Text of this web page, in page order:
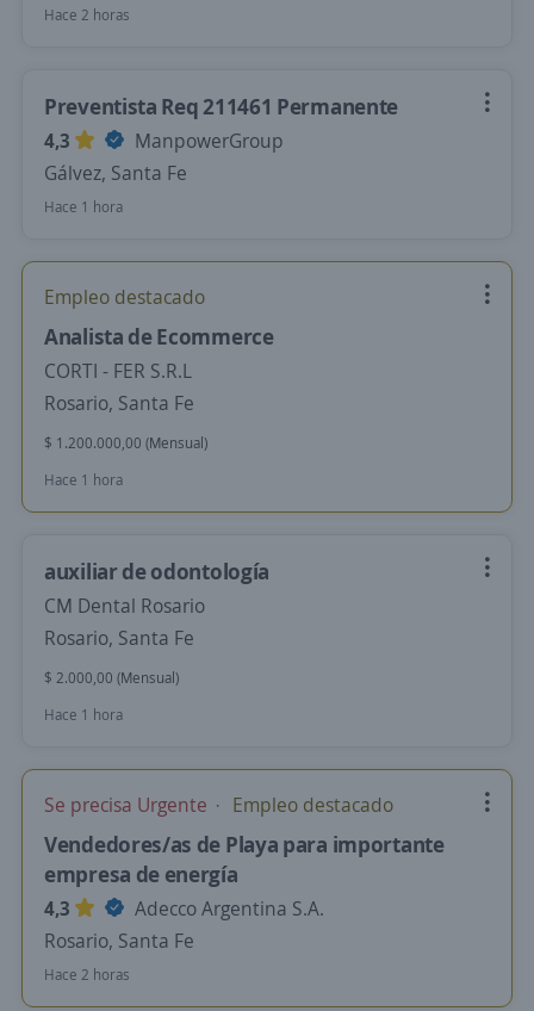
Hace 2 horas
Preventista Req 211461 Permanente
4,3
ManpowerGroup
Gálvez, Santa Fe
Hace 1 hora
Empleo destacado
Analista de Ecommerce
CORTI - FER S.R.L
Rosario, Santa Fe
$ 1.200.000,00 (Mensual)
Hace 1 hora
auxiliar de odontología
CM Dental Rosario
Rosario, Santa Fe
$ 2.000,00 (Mensual)
Hace 1 hora
Se precisa Urgente Empleo destacado
Vendedores/as de Playa para importante
empresa de energía
4,3
Adecco Argentina S.A.
Rosario, Santa Fe
Hace 2 horas